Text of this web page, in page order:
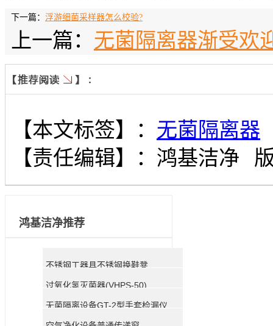
下一篇： 浮游细菌采样器怎么校验?
上一篇： 无菌隔离器渐受欢
【本文标签】： 无菌隔离器
【责任编辑】： 鸿基洁净
鸿基洁净推荐
不锈钢工器具不锈钢换鞋凳
过氧化氢灭菌器(VHPS-50)